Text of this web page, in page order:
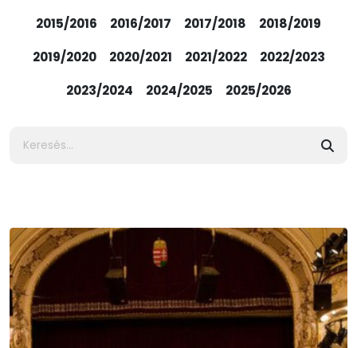
2015/2016
2016/2017 2017/2018
2018/2019
2019/2020
2020/2021 2021/2022
2022/2023
2023/2024
2024/2025 2025/2026